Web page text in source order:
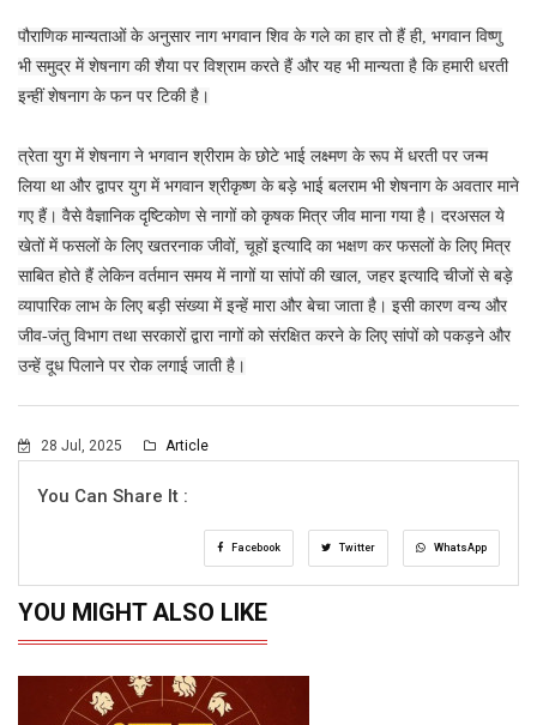
पौराणिक मान्यताओं के अनुसार नाग भगवान शिव के गले का हार तो हैं ही, भगवान विष्णु
भी समुद्र में शेषनाग की शैया पर विश्राम करते हैं और यह भी मान्यता है कि हमारी धरती
इन्हीं शेषनाग के फन पर टिकी है।
त्रेता युग में शेषनाग ने भगवान श्रीराम के छोटे भाई लक्ष्मण के रूप में धरती पर जन्म
लिया था और द्वापर युग में भगवान श्रीकृष्ण के बड़े भाई बलराम भी शेषनाग के अवतार माने
गए हैं। वैसे वैज्ञानिक दृष्टिकोण से नागों को कृषक मित्र जीव माना गया है। दरअसल ये
खेतों में फसलों के लिए खतरनाक जीवों, चूहों इत्यादि का भक्षण कर फसलों के लिए मित्र
साबित होते हैं लेकिन वर्तमान समय में नागों या सांपों की खाल, जहर इत्यादि चीजों से बड़े
व्यापारिक लाभ के लिए बड़ी संख्या में इन्हें मारा और बेचा जाता है। इसी कारण वन्य और
जीव-जंतु विभाग तथा सरकारों द्वारा नागों को संरक्षित करने के लिए सांपों को पकड़ने और
उन्हें दूध पिलाने पर रोक लगाई जाती है।
28 Jul, 2025 Article
You Can Share It :
Facebook Twitter WhatsApp
YOU MIGHT ALSO LIKE